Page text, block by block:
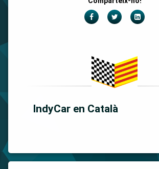
FacebookTwitter
IndyCar en Català